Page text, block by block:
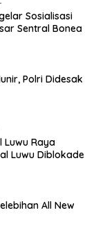
Sosialisasi
Sentral Bonea
Polri Didesak
Luwu Raya
Luwu Diblokade
All New